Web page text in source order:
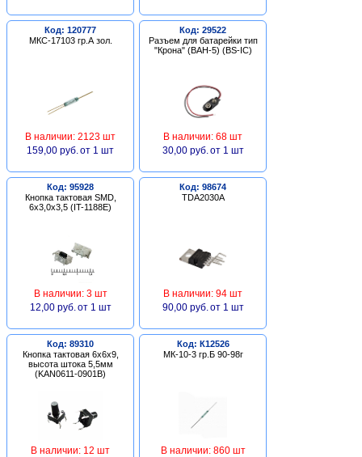
Код: 120777
МКС-17103 гр.А зол.
В наличии: 2123 шт
159,00 руб. от 1 шт
Код: 29522
Разъем для батарейки тип
"Крона" (BAH-5) (BS-IC)
В наличии: 68 шт
30,00 руб. от 1 шт
Код: 95928
Кнопка тактовая SMD,
6х3,0х3,5 (IT-1188E)
В наличии: 3 шт
12,00 руб. от 1 шт
Код: 98674
TDA2030A
В наличии: 94 шт
90,00 руб. от 1 шт
Код: 89310
Кнопка тактовая 6х6х9,
высота штока 5,5мм
(KAN0611-0901B)
В наличии: 12 шт
Код: К12526
МК-10-3 гр.Б 90-98г
В наличии: 860 шт